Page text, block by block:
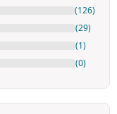
(126)
(29)
(1)
(0)